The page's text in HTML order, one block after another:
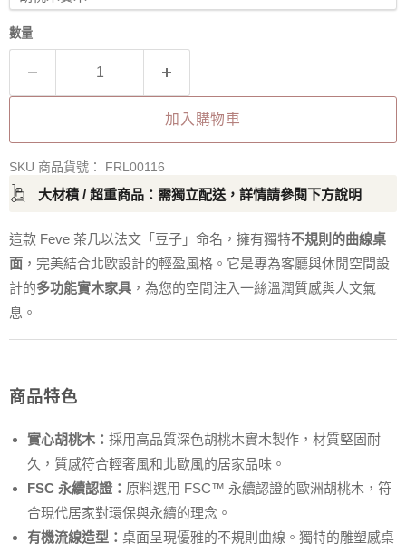
數量
加入購物車
SKU 商品貨號： FRL00116
大材積 / 超重商品：需獨立配送，詳情請參閱下方說明
這款 Feve 茶几以法文「豆子」命名，擁有獨特不規則的曲線桌
面 ，完美結合北歐設計的輕盈風格。它是專為客廳與休閒空間設
計的多功能實木家具 ，為您的空間注入一絲溫潤質感與人文氣
息。
商品特色
實心胡桃木： 採用高品質深色胡桃木實木製作，材質堅固耐
久，質感符合輕奢風和北歐風的居家品味。
FSC 永續認證： 原料選用 FSC™ 永續認證的歐洲胡桃木，符
合現代居家對環保與永續的理念。
有機流線造型： 桌面呈現優雅的不規則曲線。獨特的雕塑感桌